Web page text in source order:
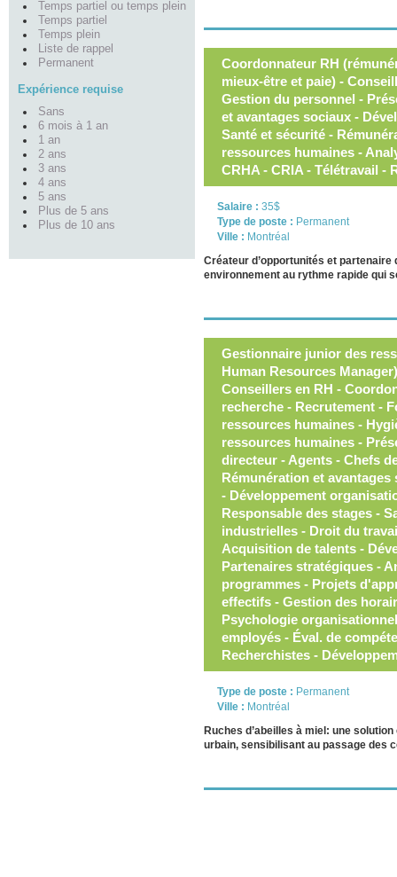
Temps partiel ou temps plein
Temps partiel
Temps plein
Liste de rappel
Permanent
Expérience requise
Sans
6 mois à 1 an
1 an
2 ans
3 ans
4 ans
5 ans
Plus de 5 ans
Plus de 10 ans
Coordonnateur RH
mieux-être et paie) -
Gestion du personnel -
et avantages sociaux -
Santé et sécurité -
ressources humaines -
CRHA - CRIA - Télétravail -
Salaire : 35$
Type de poste : Permanent
Ville : Montréal
Créateur d’opportunités et
environnement au rythme rapide qui
Gestionnaire junior des
Human Resources
Conseillers en RH -
recherche - Recrutement -
ressources humaines -
ressources humaines -
directeur - Agents - Chefs
Rémunération et
- Développement
Responsable des stages -
industrielles - Droit du
Acquisition de talents -
Partenaires stratégiques -
programmes - Projets
effectifs - Gestion des
Psychologie
employés - Éval. de
Recherchistes -
Type de poste : Permanent
Ville : Montréal
Ruches d’abeilles à miel: une
urbain, sensibilisant au passage des